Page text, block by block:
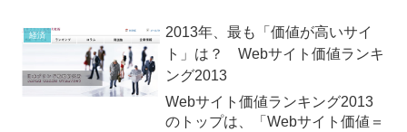
（水）、韓国の公正取引委員会が
4月1日に恒例の大企業グループ資
産規模ランキング（相互出...
経済
2013年、最も「価値が高いサイ
ト」は？ Webサイト価値ランキ
ング2013
Webサイト価値ランキング2013
のトップは、「Webサイト価値＝